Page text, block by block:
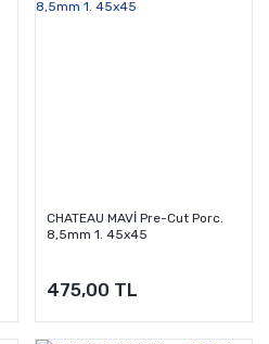
CHATEAU MAVİ Pre-Cut Porc.
8,5mm 1. 45x45
475,00 TL